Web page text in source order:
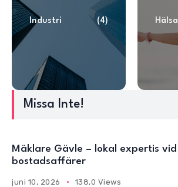
Industri (4) Hälsa
Missa Inte!
Mäklare Gävle – lokal expertis vid
bostadsaffärer
juni 10, 2026 138,0 Views